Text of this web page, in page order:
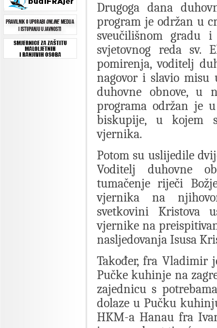
Drugoga dana
program je održan u
sveučilišnom gradu i
svjetovnog reda sv.
pomirenja, voditelj
nagovor i slavio misu
duhovne obnove, u
programa održan je
biskupije, u kojem
vjernika.
Potom su uslijedile
Voditelj duhovne
tumačenje riječi
vjernika na
svetkovini Kristova
vjernike na
nasljedovanja Isusa
Također, fra Vladimir
Pučke kuhinje na
zajednicu s
dolaze u Pučku
HKM-a Hanau fra